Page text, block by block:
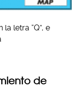
letra “Q”, e
de